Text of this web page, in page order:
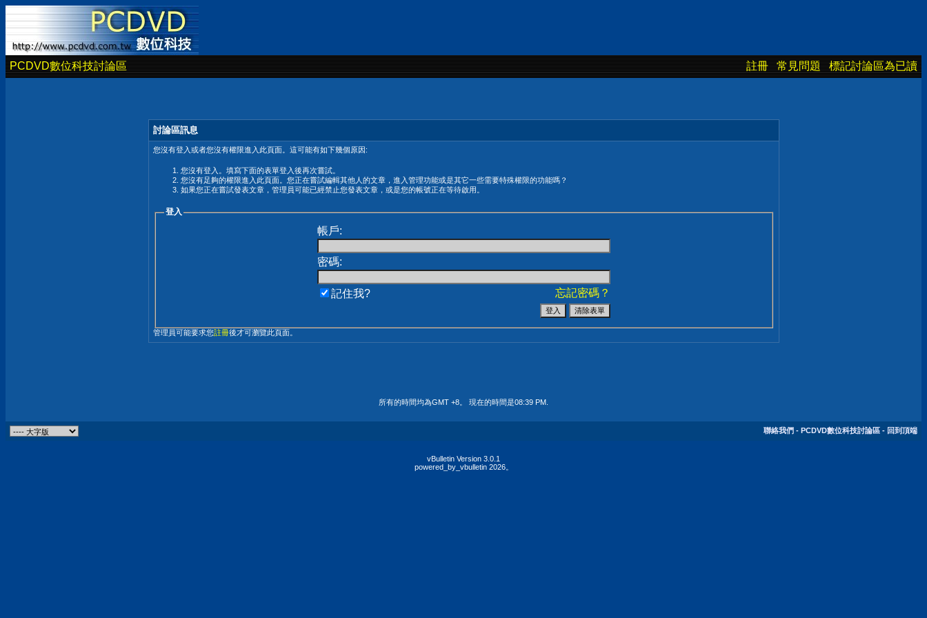
PCDVD數位科技討論區 註冊 常見問題 標記討論區為已讀
討論區訊息
您沒有登入或者您沒有權限進入此頁面。這可能有如下幾個原因:
您沒有登入。填寫下面的表單登入後再次嘗試。
您沒有足夠的權限進入此頁面。您正在嘗試編輯其他人的文章，進入管理功能或是其它一些需要特殊權限的功能嗎？
如果您正在嘗試發表文章，管理員可能已經禁止您發表文章，或是您的帳號正在等待啟用。
登入
帳戶:
密碼:
忘記密碼？
記住我?
管理員可能要求您註冊後才可瀏覽此頁面。
所有的時間均為GMT +8。 現在的時間是08:39 PM
聯絡我們 - PCDVD數位科技討論區 - 回到頂端
vBulletin Version 3.0.1
powered_by_vbulletin 2026。